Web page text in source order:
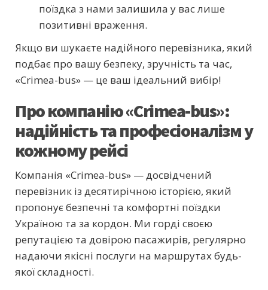
поїздка з нами залишила у вас лише
позитивні враження.
Якщо ви шукаєте надійного перевізника, який
подбає про вашу безпеку, зручність та час,
«Crimea-bus» — це ваш ідеальний вибір!
Про компанію «Crimea-bus»:
надійність та професіоналізм у
кожному рейсі
Компанія «Crimea-bus» — досвідчений
перевізник із десятирічною історією, який
пропонує безпечні та комфортні поїздки
Україною та за кордон. Ми горді своєю
репутацією та довірою пасажирів, регулярно
надаючи якісні послуги на маршрутах будь-
якої складності.